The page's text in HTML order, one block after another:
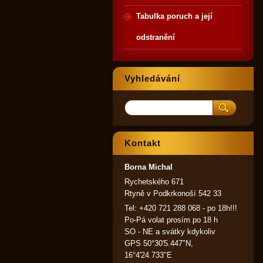
Tabulka poruch a její
odstranění
Vyhledávání
Kontakt
Borna Michal
Rychetského 671
Rtyně v Podkrkonoší 542 33
Tel: +420 721 288 068 - po 18h!!!
Po-Pá volat prosím po 18 h
SO - NE a svátky kdykoliv
GPS 50°30'5.447"N,
16°4'24.733"E